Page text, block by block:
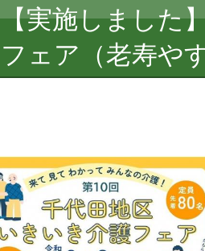
【実施しました
フェア（老寿や